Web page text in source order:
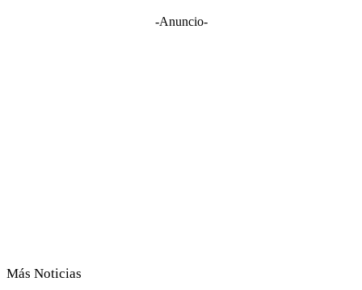
-Anuncio-
Más Noticias